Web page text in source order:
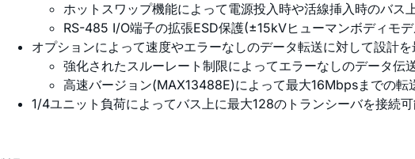
ホットスワップ機能によって電源投入時や活線挿入時のバス
RS-485 I/O端子の拡張ESD保護(±15kVヒューマンボディモ
オプションによって速度やエラーなしのデータ転送に対して設計
強化されたスルーレート制限によってエラーなしのデータ伝
高速バージョン(MAX13488E)によって最大16Mbpsまでの転
1/4ユニット負荷によってバス上に最大128のトランシーバを接続